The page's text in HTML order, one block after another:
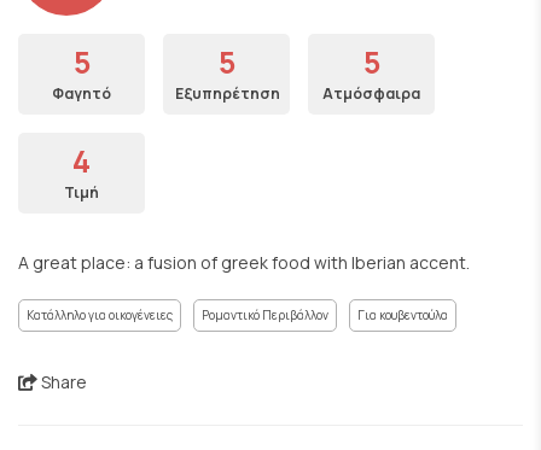
5
Φαγητό
5
Εξυπηρέτηση
5
Ατμόσφαιρα
4
Τιμή
A great place: a fusion of greek food with Iberian accent.
Κατάλληλο για οικογένειες Ρομαντικό Περιβάλλον Για κουβεντούλα
Share